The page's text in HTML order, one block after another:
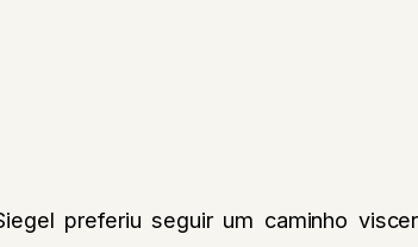
trailer quais eram suas